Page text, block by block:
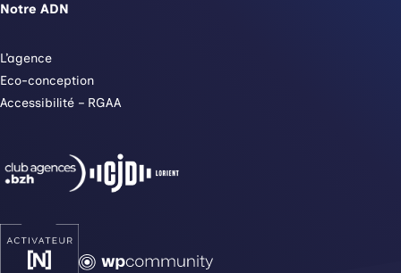
Notre ADN
L’agence
Eco-conception
Accessibilité – RGAA